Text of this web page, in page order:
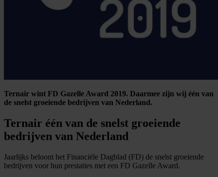
Ternair wint FD Gazelle Award 2019. Daarmee zijn wij één van
de snelst groeiende bedrijven van Nederland.
Ternair één van de snelst groeiende
bedrijven van Nederland
Jaarlijks beloont het Financiële Dagblad (FD) de snelst groeiende
bedrijven voor hun prestaties met een FD Gazelle Award.